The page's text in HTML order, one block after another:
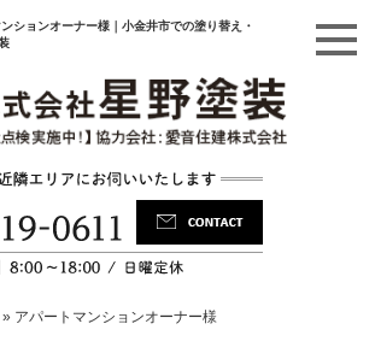
ションオーナー様｜小金井市での塗り替え・
» アパートマンションオーナー様